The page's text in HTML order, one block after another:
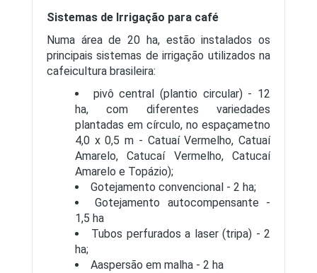
Sistemas de Irrigação para café
Numa área de 20 ha, estão instalados os
principais sistemas de irrigação utilizados na
cafeicultura brasileira:
pivô central (plantio circular) - 12
ha, com diferentes variedades
plantadas em círculo, no espaçametno
4,0 x 0,5 m - Catuaí Vermelho, Catuaí
Amarelo, Catucaí Vermelho, Catucaí
Amarelo e Topázio);
Gotejamento convencional - 2 ha;
Gotejamento autocompensante -
1,5 ha
Tubos perfurados a laser (tripa) - 2
ha;
Aaspersão em malha - 2 ha